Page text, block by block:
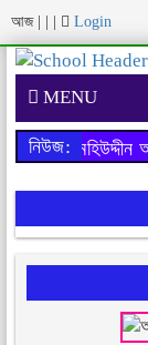
আজ Login
MENU
নিউজ: